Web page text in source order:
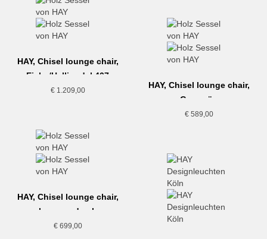
HAY, Chisel lounge chair,
Eiche/Hallingdal 407
€1.209,00
HAY, Chisel lounge chair,
Grasgrün
€ 589,00
HAY, Chisel lounge chair,
lacquered oak
€699,00